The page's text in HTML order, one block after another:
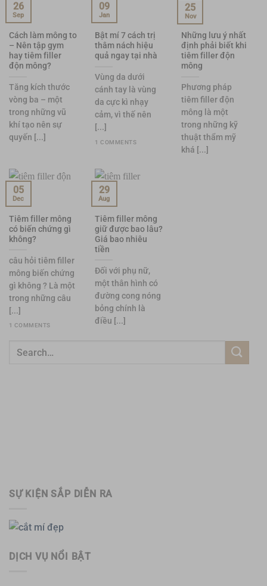
Cách làm mông to
– Nên tập gym
hay tiêm filler
độn mông?
Tăng kích thước
vòng ba – một
trong những vũ
khí tạo nên sự
quyến [...]
26
Sep
Bật mí 7 cách trị
thâm nách hiệu
quả ngay tại nhà
Vùng da dưới
cánh tay là vùng
da cực kì nhạy
cảm, vì thế nên
[...]
1 COMMENTS
09
Jan
Những lưu ý nhất
định phải biết khi
tiêm filler độn
mông
Phương pháp
tiêm filler độn
mông là một
trong những kỹ
thuật thẩm mỹ
khá [...]
25
Nov
Tiêm filler mông
có biến chứng gì
không?
câu hỏi tiêm filler
mông biến chứng
gì không ? Là một
trong những câu
[...]
1 COMMENTS
05
Dec
Tiêm filler mông
giữ được bao lâu?
Giá bao nhiêu
tiền
Đối với phụ nữ,
một thân hình có
đường cong nóng
bỏng chính là
điều [...]
29
Aug
SỰ KIỆN SẮP DIỄN RA
DỊCH VỤ NỔI BẬT